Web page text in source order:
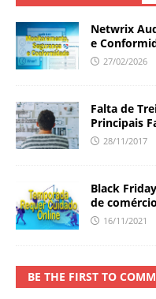
Netwrix
e
27/02/2026
Falta de
Principais
28/11/2017
Black
de
16/11/2021
BE THE FIRST TO